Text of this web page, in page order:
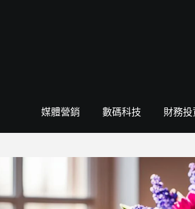
媒體營銷 數碼科技 財務投